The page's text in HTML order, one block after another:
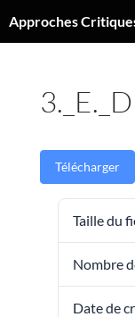
au
Télécharger
Taille du
Nombre
Date de